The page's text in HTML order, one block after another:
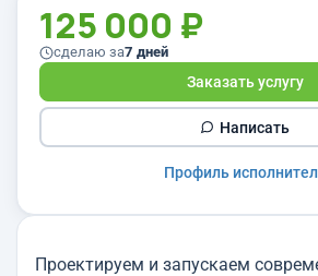
Проектируем и запускаем
125 000 ₽
сделаю за7 дней
Заказать услугу
Написать
Профиль